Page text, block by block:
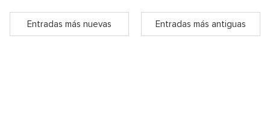
Entradas más nuevas Entradas más antiguas